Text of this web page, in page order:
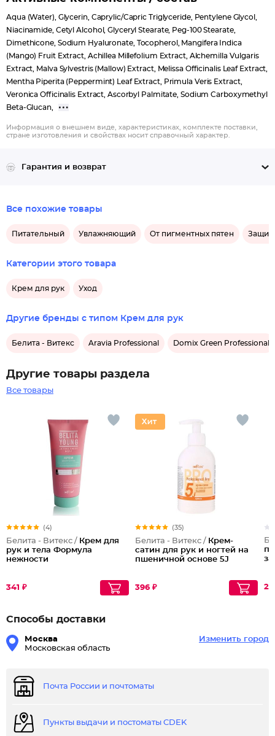
Aqua (Water), Glycerin, Caprylic/Capric Triglyceride, Pentylene Glycol,
Niacinamide, Cetyl Alcohol, Glyceryl Stearate, Peg-100 Stearate,
Dimethicone, Sodium Hyaluronate, Tocopherol, Mangifera Indica
(Mango) Fruit Extract, Achillea Millefolium Extract, Alchemilla Vulgaris
Extract, Malva Sylvestris (Mallow) Extract, Melissa Officinalis Leaf Extract,
Mentha Piperita (Peppermint) Leaf Extract, Primula Veris Extract,
Veronica Officinalis Extract, Ascorbyl Palmitate, Sodium Carboxymethyl
Beta-Glucan,
Информация о внешнем виде, характеристиках, комплекте поставки,
стране изготовления и свойствах носит справочный характер.
Гарантия и возврат
Все похожие товары
Питательный Увлажняющий От пигментных пятен
Категории этого товара
Крем для рук Уход
Другие бренды с типом Крем для рук
Белита - Витекс Aravia Professional Domix Green Professional
Другие товары раздела
Все товары
(4)
Белита - Витекс / Крем для
рук и тела Формула
нежности
341 ₽
(35)
Белита - Витекс / Крем-
сатин для рук и ногтей на
пшеничной основе 5J
396 ₽
Способы доставки
Москва
Московская область
Изменить город
Почта России и почтоматы
Пункты выдачи и постоматы CDEK